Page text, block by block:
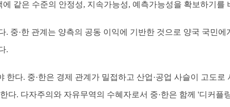
같은 수준의 안정성, 지속가능성, 예측가능성을 확보하기를
. 중·한 관계는 양측의 공동 이익에 기반한 것으로 양국 국민
.
한다. 중·한은 경제 관계가 밀접하고 산업·공업 사슬이 고도
다. 다자주의와 자유무역의 수혜자로서 중·한은 함께 '디커플